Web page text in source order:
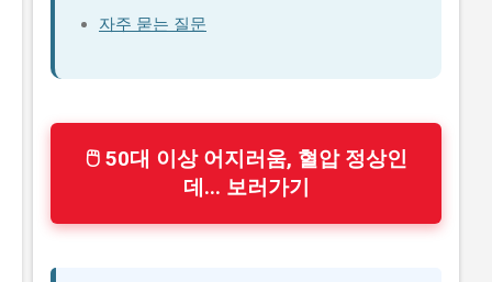
자주 묻는 질문
🖱 50대 이상 어지러움, 혈압 정상인
데... 보러가기